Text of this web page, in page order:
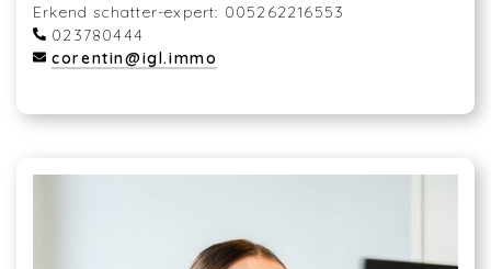
Erkend schatter-expert: 005262216553
023780444
corentin@igl.immo